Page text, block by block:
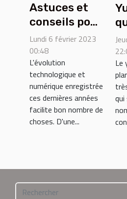
Astuces et
conseils pour
trouver du
boulot sur le
net
Lundi 6 février 2023
00:48
L'évolution
technologique et
numérique enregistrée
ces dernières années
facilite bon nombre de
choses. D'une...
Le